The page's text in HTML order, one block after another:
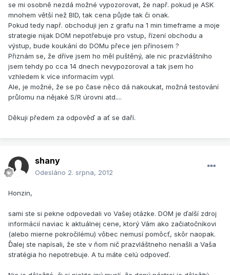
se mi osobně nezdá možné vypozorovat, že např. pokud je ASK
mnohem větší než BID, tak cena půjde tak či onak.
Pokud tedy např. obchoduji jen z grafu na 1 min timeframe a moje
strategie nijak DOM nepotřebuje pro vstup, řízení obchodu a
výstup, bude koukání do DOMu přece jen přínosem ?
Přiznám se, že dříve jsem ho měl puštěný, ale nic prazvláštního
jsem tehdy po cca 14 dnech nevypozoroval a tak jsem ho
vzhledem k více informacím vypl.
Ale, je možné, že se po čase něco dá nakoukat, možná testování
průlomu na nějaké S/R úrovni atd....
Děkuji předem za odpověď a ať se daří.
shany
Odesláno 2. srpna, 2012
Honzin,
sami ste si pekne odpovedali vo Vašej otázke. DOM je ďalší zdroj
informácií naviac k aktuálnej cene, ktorý Vám ako začiatočníkovi
(alebo mierne pokročilému) vôbec nemusí pomôcť, skôr naopak.
Ďalej ste napísali, že ste v ňom nič prazvláštneho nenašli a Vaša
stratégia ho nepotrebuje. A tu máte celú odpoveď.